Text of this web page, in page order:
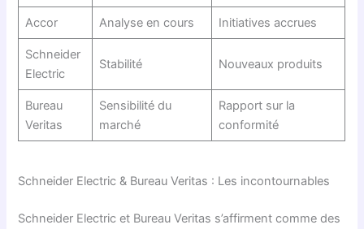
Accor Analyse en cours Initiatives accrues
Schneider
Electric
Stabilité Nouveaux produits
Bureau
Veritas
Sensibilité du
marché
Rapport sur la
conformité
Schneider Electric & Bureau Veritas : Les incontournables
Schneider Electric et Bureau Veritas s’affirment comme des